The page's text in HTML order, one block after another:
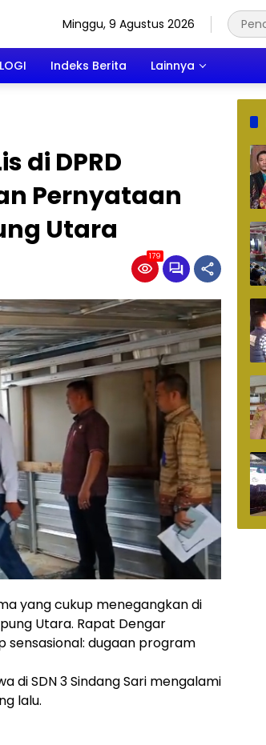
Minggu, 9 Agustus 2026
Indeks Berita Lainnya
di DPRD
Pernyataan
Utara
179
yang cukup menegangkan di
Utara. Rapat Dengar
sensasional: dugaan program
di SDN 3 Sindang Sari mengalami
lalu.